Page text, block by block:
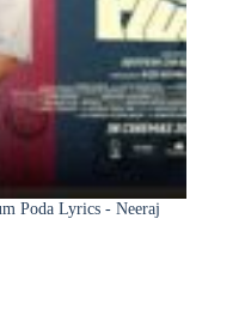
Lyrics - Neeraj